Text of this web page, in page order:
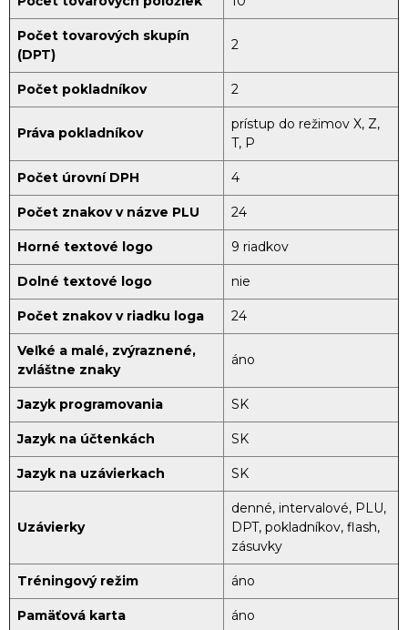
Počet tovarových skupín
(DPT)
2
Počet pokladníkov 2
Práva pokladníkov
prístup do režimov X, Z,
T, P
Počet úrovní DPH 4
Počet znakov v názve PLU 24
Horné textové logo 9 riadkov
Dolné textové logo nie
Počet znakov v riadku loga 24
Veľké a malé, zvýraznené,
zvláštne znaky
áno
Jazyk programovania SK
Jazyk na účtenkách SK
Jazyk na uzávierkach SK
Uzávierky
denné, intervalové, PLU,
DPT, pokladníkov, flash,
zásuvky
Tréningový režim áno
Pamäťová karta áno